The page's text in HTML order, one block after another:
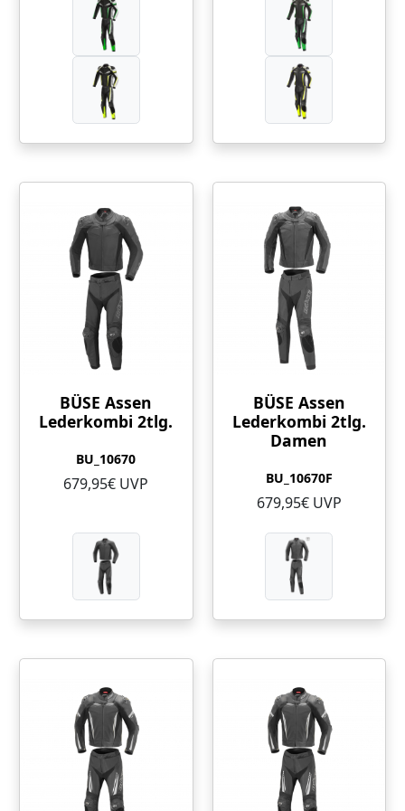
BÜSE Assen
Lederkombi 2tlg.
BU_10670
679,95€ UVP
BÜSE Assen
Lederkombi 2tlg.
Damen
BU_10670F
679,95€ UVP